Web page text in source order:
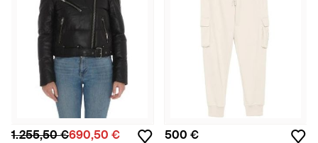
1.255,50 €690,50 € 500 €